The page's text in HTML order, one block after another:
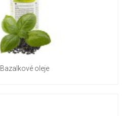
Bazalkové oleje